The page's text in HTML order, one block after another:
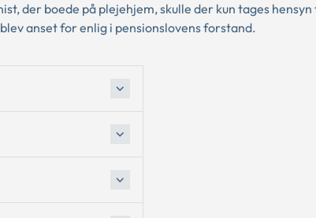
der boede på plejehjem, skulle der kun tages hensyn
anset for enlig i pensionslovens forstand.